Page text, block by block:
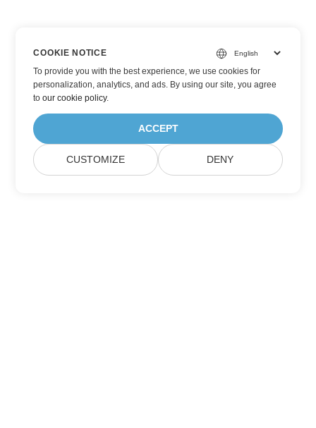
COOKIE NOTICE
To provide you with the best experience, we use cookies for
personalization, analytics, and ads. By using our site, you agree
toour cookie policy.
ACCEPT
CUSTOMIZE DENY